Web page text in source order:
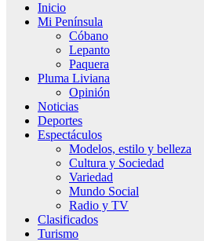
Inicio
Mi Península
Cóbano
Lepanto
Paquera
Pluma Liviana
Opinión
Noticias
Deportes
Espectáculos
Modelos, estilo y belleza
Cultura y Sociedad
Variedad
Mundo Social
Radio y TV
Clasificados
Turismo